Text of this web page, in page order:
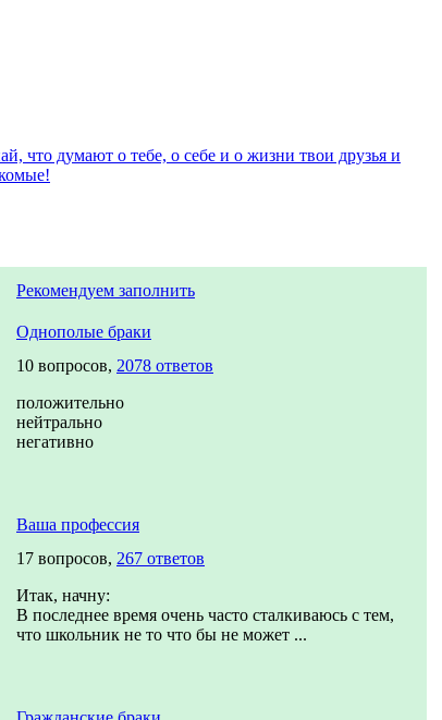
что думают о тебе, о себе и о жизни твои друзья и
Рекомендуем заполнить
Однополые браки
10 вопросов, 2078 ответов
положительно
нейтрально
негативно
Ваша профессия
17 вопросов, 267 ответов
Итак, начну:
В последнее время очень часто сталкиваюсь с тем,
что школьник не то что бы не может ...